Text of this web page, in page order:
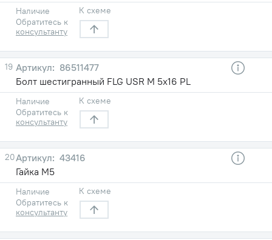
Наличие
Обратитесь к
консультанту
К схеме
19
86511477
Болт шестигранный FLG USR M 5х16 PL
Наличие
Обратитесь к
консультанту
К схеме
20
43416
Гайка M5
Наличие
Обратитесь к
консультанту
К схеме